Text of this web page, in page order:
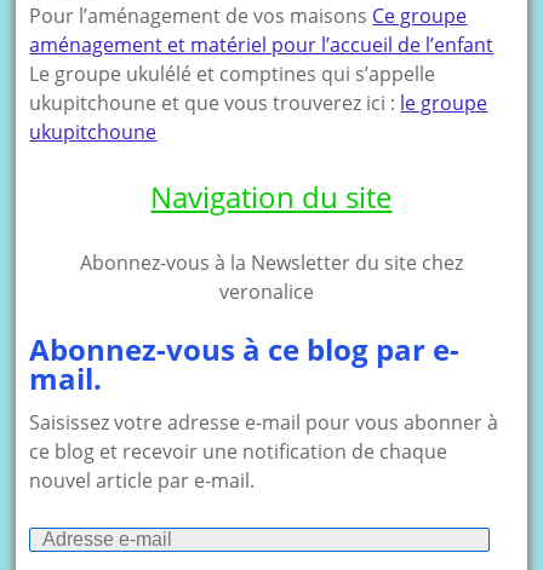
Pour l’aménagement de vos maisons Ce groupe
aménagement et matériel pour l’accueil de l’enfant
Le groupe ukulélé et comptines qui s’appelle
ukupitchoune et que vous trouverez ici : le groupe
ukupitchoune
Navigation du site
Abonnez-vous à la Newsletter du site chez
veronalice
Abonnez-vous à ce blog par e-
mail.
Saisissez votre adresse e-mail pour vous abonner à
ce blog et recevoir une notification de chaque
nouvel article par e-mail.
Adresse